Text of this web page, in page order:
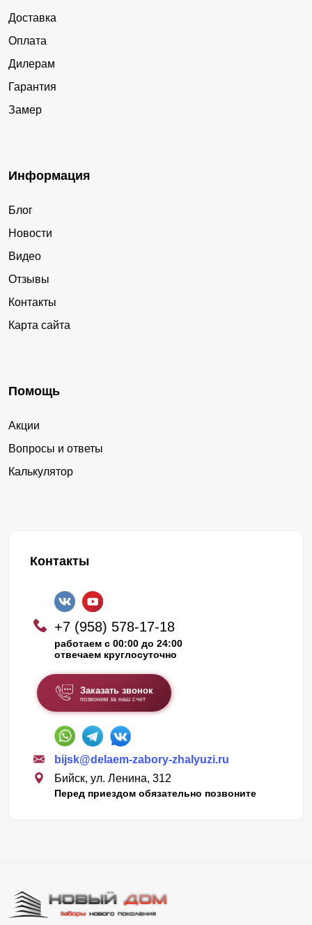
Доставка
Оплата
Дилерам
Гарантия
Замер
Информация
Блог
Новости
Видео
Отзывы
Контакты
Карта сайта
Помощь
Акции
Вопросы и ответы
Калькулятор
Контакты
+7 (958) 578-17-18
работаем с 00:00 до 24:00
отвечаем круглосуточно
Заказать звонок
позвоним за наш счет
bijsk@delaem-zabory-zhalyuzi.ru
Бийск, ул. Ленина, 312
Перед приездом обязательно позвоните